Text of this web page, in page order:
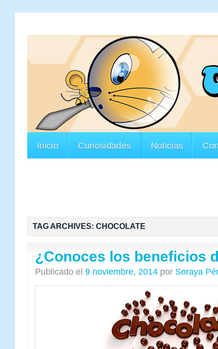
Inicio Curiosidades Noticias
TAG ARCHIVES: CHOCOLATE
¿Conoces los beneficios
Publicado el 9 noviembre, 2014 por Soraya